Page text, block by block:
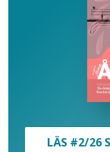
LÄS #2/26